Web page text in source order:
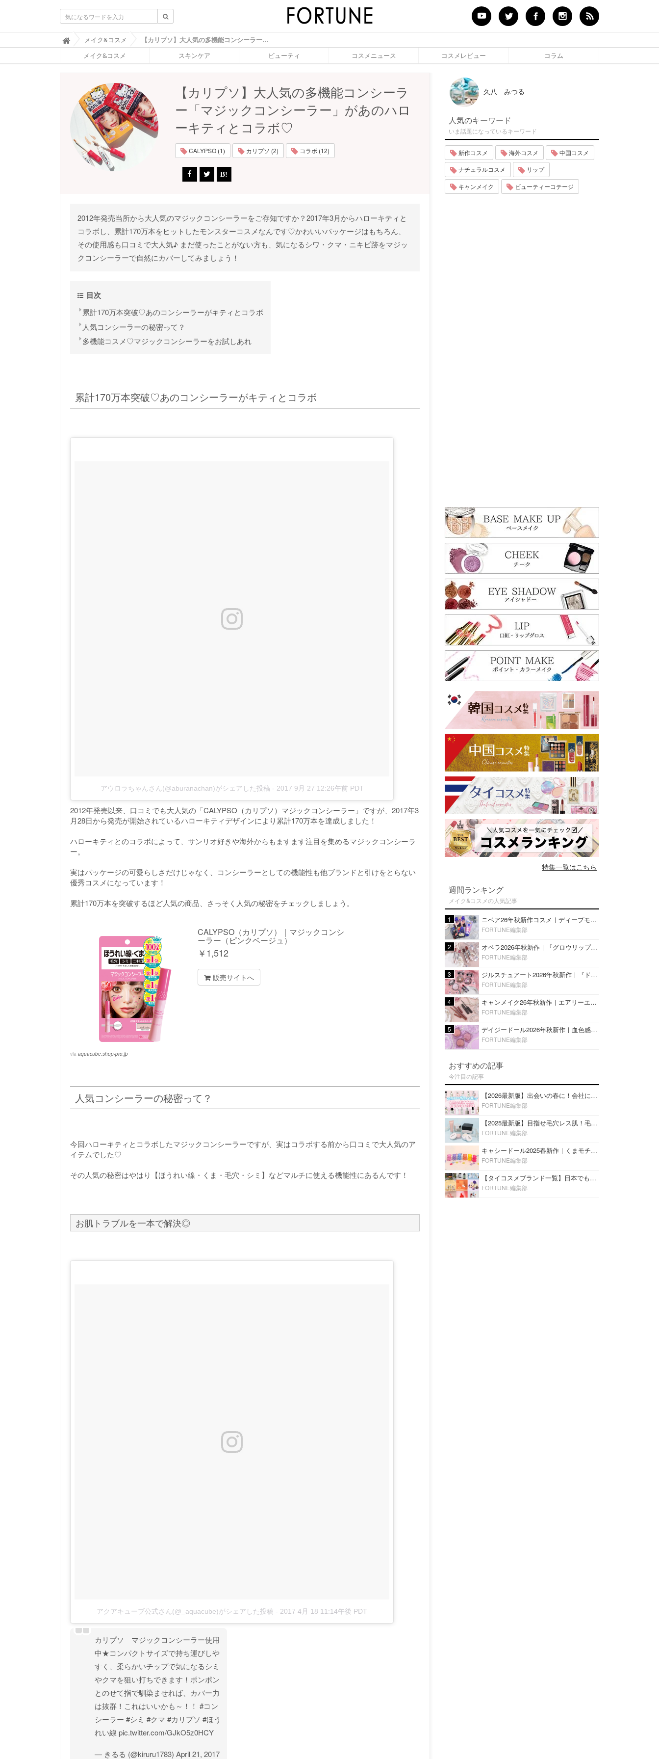
ふ
ぉ
ち
O
メイク&コスメ 【カリプソ】大人気の多機能コンシーラー「マジックコンシーラー」があのハローキティとコラボ♡ - ふぉーちゅん(FORTUNE)
メイク&コスメ スキンケア ビューティ コスメニュース コスメレビュー コラム
【カリプソ】大人気の多機能コンシーラ
ー「マジックコンシーラー」があのハロ
ーキティとコラボ♡
CALYPSO (1) カリプソ (2) コラボ (12)
2012年発売当所から大人気のマジックコンシーラーをご存知ですか？2017年3月からハローキティと
コラボし、累計170万本をヒットしたモンスターコスメなんです♡かわいいパッケージはもちろん、
その使用感も口コミで大人気♪ まだ使ったことがない方も、気になるシワ・クマ・ニキビ跡をマジッ
クコンシーラーで自然にカバーしてみましょう！
目次
累計170万本突破♡あのコンシーラーがキティとコラボ
人気コンシーラーの秘密って？
多機能コスメ♡マジックコンシーラーをお試しあれ
累計170万本突破♡あのコンシーラーがキティとコラボ
アウロラちゃんさん(@aburanachan)がシェアした投稿 - 2017 9月 27 12:26午前 PDT
2012年発売以来、口コミでも大人気の「CALYPSO（カリプソ）マジックコンシーラー」ですが、2017年3
月28日から発売が開始されているハローキティデザインにより累計170万本を達成しました！
ハローキティとのコラボによって、サンリオ好きや海外からもますます注目を集めるマジックコンシーラ
ー。
実はパッケージの可愛らしさだけじゃなく、コンシーラーとしての機能性も他ブランドと引けをとらない
優秀コスメになっています！
累計170万本を突破するほど人気の商品、さっそく人気の秘密をチェックしましょう。
via aquacube.shop-pro.jp
CALYPSO（カリプソ）｜マジックコンシ
ーラー（ピンクベージュ）
￥ 1,512
販売サイトへ
人気コンシーラーの秘密って？
今回ハローキティとコラボしたマジックコンシーラーですが、実はコラボする前から口コミで大人気のア
イテムでした♡
その人気の秘密はやはり【ほうれい線・くま・毛穴・シミ】などマルチに使える機能性にあるんです！
お肌トラブルを一本で解決◎
アクアキューブ公式さん(@_aquacube)がシェアした投稿 - 2017 4月 18 11:14午後 PDT
カリプソ マジックコンシーラー使用
中★コンパクトサイズで持ち運びしや
すく、柔らかいチップで気になるシミ
やクマを狙い打ちできます！ポンポン
とのせて指で馴染ませれば、カバー力
は抜群！これはいいかも～！！ #コン
シーラー #シミ #クマ #カリプソ #ほう
れい線 pic.twitter.com/GJkO5z0HCY
— きるる (@kiruru1783) April 21, 2017
久八 みつる
人気のキーワード
いま話題になっているキーワード
新作コスメ 海外コスメ 中国コスメ
ナチュラルコスメ リップ
キャンメイク ビューティーコテージ
特集一覧はこちら
週間ランキング
メイク&コスメの人気記事
1 ニベア26年秋新作コスメ｜ディープモイスチャーリップの美容液タイプや2in1ボディクリームスクラブも
FORTUNE編集部
2 オペラ2026年秋新作｜『グロウリップティント』の新色・限定色はローズジャムカラー♡全4色をレビュー
FORTUNE編集部
3 ジルスチュアート2026年秋新作｜『ドレスドブルーム アイズ』新色や限定ハイライト・リップをレビュー
FORTUNE編集部
4 キャンメイク26年秋新作｜エアリーエクステンションライナー＆カールスナイパーマスカラ新色をレビュー
FORTUNE編集部
5 デイジードール2026年秋新作｜血色感が可愛い♡『パウダー ブラッシュ ブルーム』新3色をレビュー
FORTUNE編集部
おすすめの記事
今注目の記事
【2026最新版】出会いの春に！会社にもおすすめの好印象な香水14選♡ビジネスの場での香水マナーも
FORTUNE編集部
【2025最新版】目指せ毛穴レス肌！毛穴を埋めて隠す「おすすめ部分用下地＆プライマー」ランキング♡
FORTUNE編集部
キャシードール2025春新作｜くまモチーフのミニリップ「シャイニーベア リップモイスト」をレビュー♡
FORTUNE編集部
【タイコスメブランド一覧】日本でも人気沸騰中の“タイコスメ”ブランド20選！
FORTUNE編集部